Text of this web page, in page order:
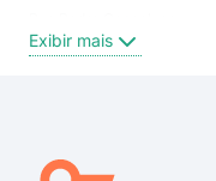
Rua Padre Vicente Rizzo
Rua Bernardino de Campos
Exibir mais